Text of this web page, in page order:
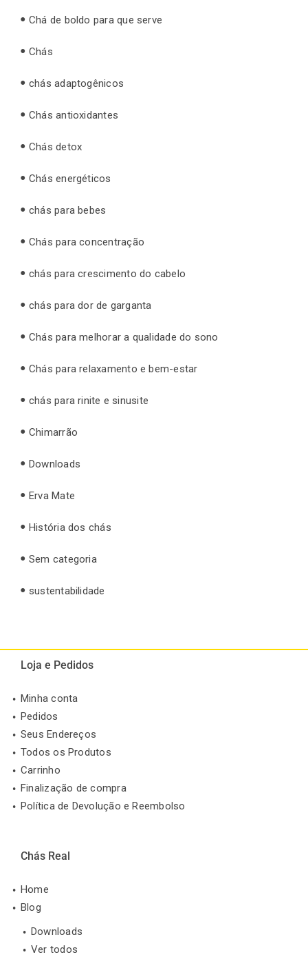
Chá de boldo para que serve
Chás
chás adaptogênicos
Chás antioxidantes
Chás detox
Chás energéticos
chás para bebes
Chás para concentração
chás para crescimento do cabelo
chás para dor de garganta
Chás para melhorar a qualidade do sono
Chás para relaxamento e bem-estar
chás para rinite e sinusite
Chimarrão
Downloads
Erva Mate
História dos chás
Sem categoria
sustentabilidade
Loja e Pedidos
Minha conta
Pedidos
Seus Endereços
Todos os Produtos
Carrinho
Finalização de compra
Política de Devolução e Reembolso
Chás Real
Home
Blog
Downloads
Ver todos